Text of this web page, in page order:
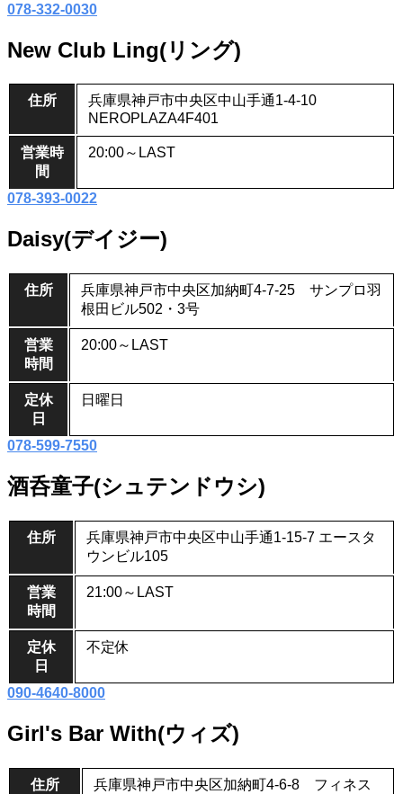
078-332-0030
New Club Ling(リング)
住所
兵庫県神戸市中央区中山手通1-4-10
NEROPLAZA4F401
営業時
間
20:00～LAST
078-393-0022
Daisy(デイジー)
住所
兵庫県神戸市中央区加納町4-7-25 サンプロ羽
根田ビル502・3号
営業
時間
20:00～LAST
定休
日
日曜日
078-599-7550
酒呑童子(シュテンドウシ)
住所
兵庫県神戸市中央区中山手通1-15‐7 エースタ
ウンビル105
営業
時間
21:00～LAST
定休
日
不定休
090-4640-8000
Girl's Bar With(ウィズ)
住所
兵庫県神戸市中央区加納町4-6-8 フィネス